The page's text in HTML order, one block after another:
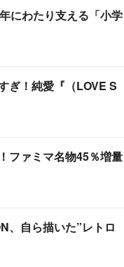
にわたり支える「小学
ぎ！純愛『（LOVE S
ファミマ名物45％増量
自ら描いた”レトロ